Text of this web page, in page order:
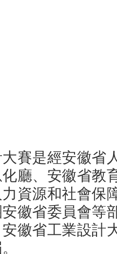
賽是經安徽省
廳、安徽省教
資源和社會保
徽省委員會等
徽省工業設計